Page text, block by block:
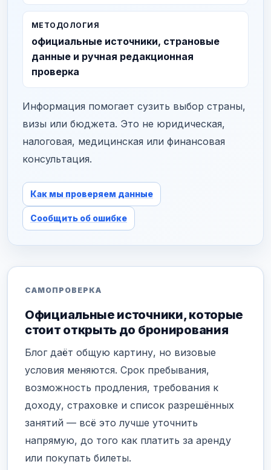
МЕТОДОЛОГИЯ
официальные источники, страновые
данные и ручная редакционная
проверка
Информация помогает сузить выбор страны,
визы или бюджета. Это не юридическая,
налоговая, медицинская или финансовая
консультация.
Как мы проверяем данные
Сообщить об ошибке
САМОПРОВЕРКА
Официальные источники, которые
стоит открыть до бронирования
Блог даёт общую картину, но визовые
условия меняются. Срок пребывания,
возможность продления, требования к
доходу, страховке и список разрешённых
занятий — всё это лучше уточнить
напрямую, до того как платить за аренду
или покупать билеты.